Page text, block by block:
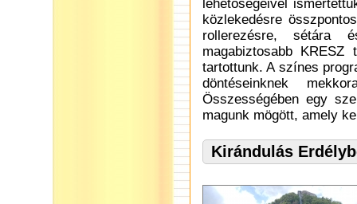
lehetőségeivel
közlekedésre
rollerezésre, sétára
magabiztosabb KRESZ
tartottunk. A színes
döntéseinknek
Összességében egy
magunk mögött, amely
Kirándulás